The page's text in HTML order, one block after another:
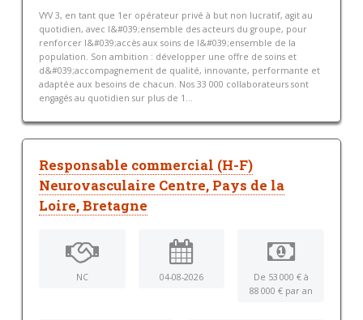
VYV 3, en tant que 1er opérateur privé à but non lucratif, agit au
quotidien, avec l&#039;ensemble des acteurs du groupe, pour
renforcer l&#039;accès aux soins de l&#039;ensemble de la
population. Son ambition : développer une offre de soins et
d&#039;accompagnement de qualité, innovante, performante et
adaptée aux besoins de chacun. Nos 33 000 collaborateurs sont
engagés au quotidien sur plus de 1...
Responsable commercial (H-F)
Neurovasculaire Centre, Pays de la
Loire, Bretagne
NC 04-08-2026
De 53 000 € à
88 000 € par an